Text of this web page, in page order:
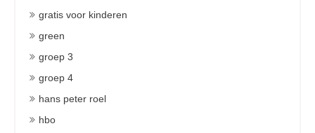
gratis voor kinderen
green
groep 3
groep 4
hans peter roel
hbo